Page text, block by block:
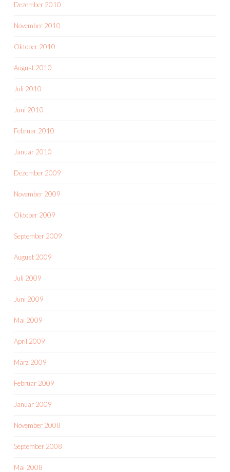
Dezember 2010
November 2010
Oktober 2010
August 2010
Juli 2010
Juni 2010
Februar 2010
Januar 2010
Dezember 2009
November 2009
Oktober 2009
September 2009
August 2009
Juli 2009
Juni 2009
Mai 2009
April 2009
März 2009
Februar 2009
Januar 2009
November 2008
September 2008
Mai 2008